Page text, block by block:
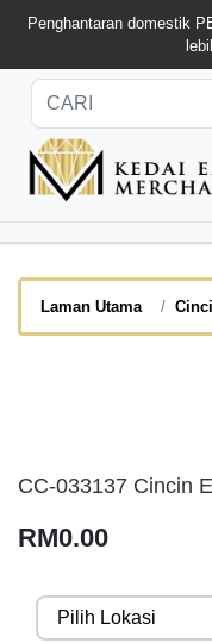
Penghantaran domestik
Laman Utama
CC-033137 Cincin
RM0.00